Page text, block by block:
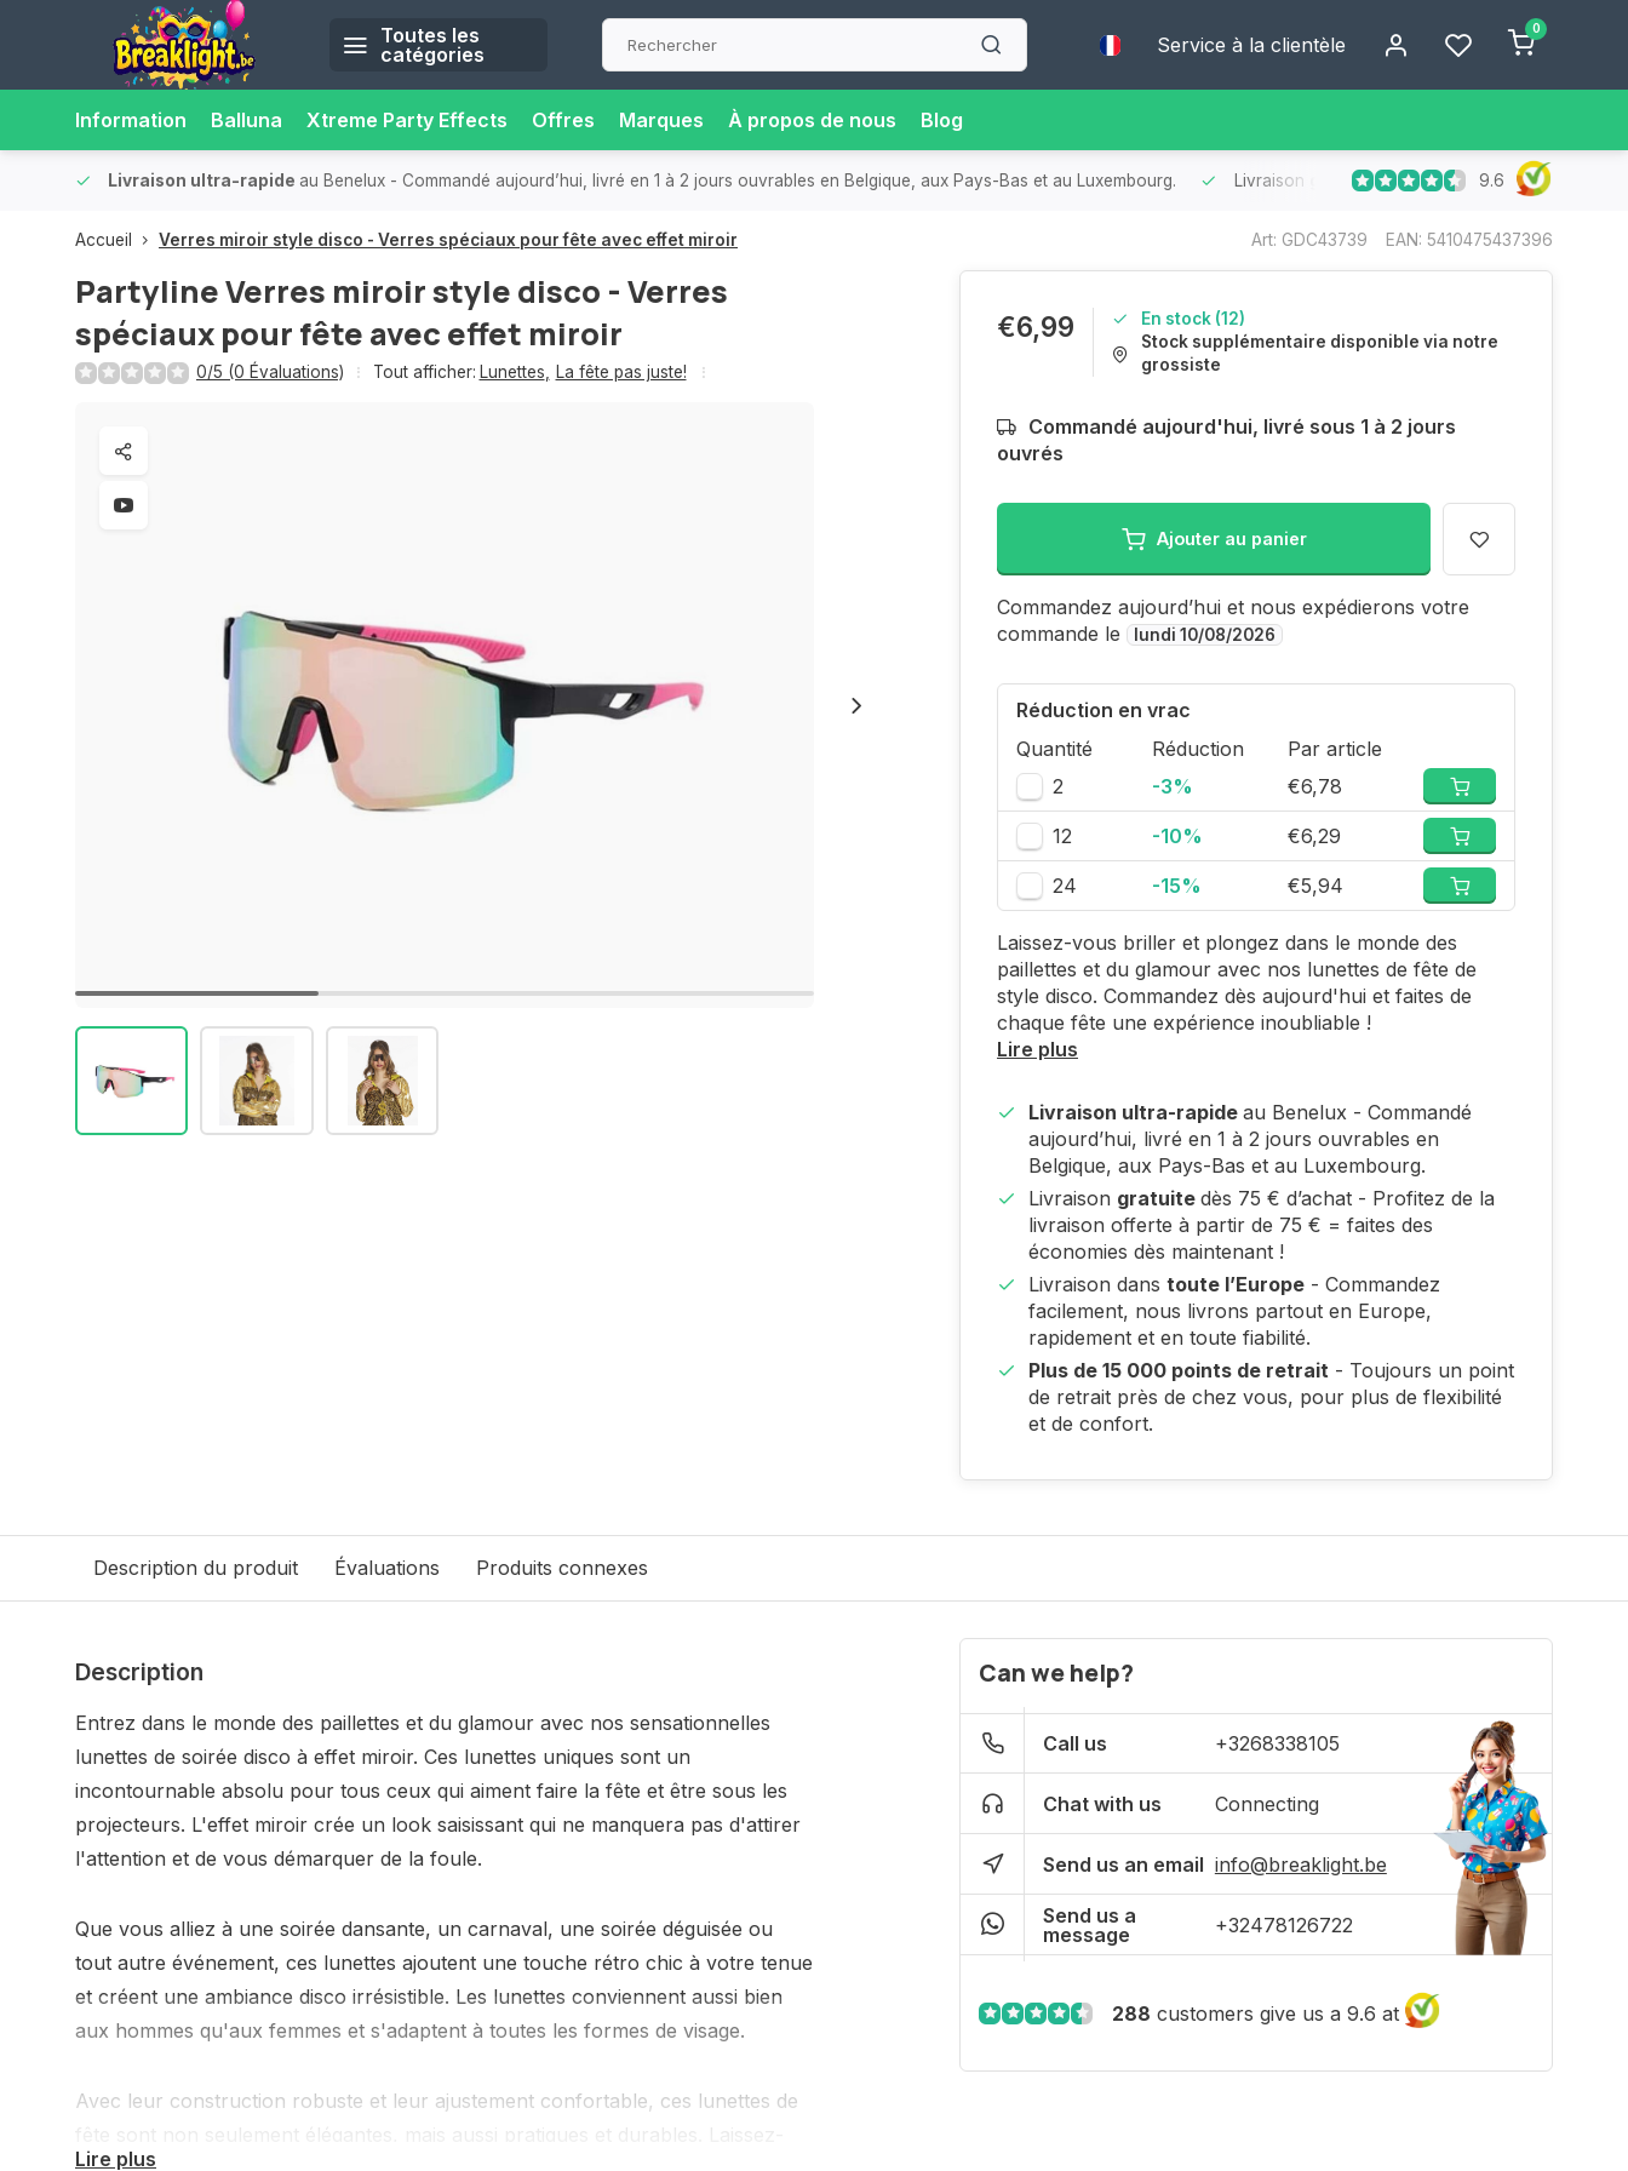
Toutes les
catégories
Service à la clientèle
0
Information Balluna Xtreme Party Effects Offres Marques À propos de nous Blog
Plus de 15 000 points de retrait - Toujours un point de retrait près de chez vous, pour plus de flexibilité et de confort. Livraison ultra-rapideau Benelux- Commandé aujourd’hui, livré
9.6
Accueil Verres miroir style disco - Verres spéciaux pour fête avec effet miroir Art: GDC43739 EAN: 5410475437396
PartylineVerres miroir style disco - Verres
spéciaux pour fête avec effet miroir
0/5 (0 Évaluations) Tout afficher: Lunettes La fête pas juste!
€6,99
En stock (12)
Stock supplémentaire disponible via notre
grossiste
Commandé aujourd'hui, livré sous 1 à 2 jours
ouvrés
Ajouter au panier
Commandez aujourd’hui et nous expédierons votre
commande le
lundi 10/08/2026
Réduction en vrac
Quantité
Réduction
Par article
2
-3% €6,78
12 -10% €6,29
24 -15% €5,94
Laissez-vous briller et plongez dans le monde des
paillettes et du glamour avec nos lunettes de fête de
style disco. Commandez dès aujourd'hui et faites de
chaque fête une expérience inoubliable !
Lire plus
Livraison ultra-rapide au Benelux - Commandé
aujourd’hui, livré en 1 à 2 jours ouvrables en
Belgique, aux Pays-Bas et au Luxembourg.
Livraison gratuite dès 75 € d’achat - Profitez de la
livraison offerte à partir de 75 € = faites des
économies dès maintenant !
Livraison dans toute l’Europe - Commandez
facilement, nous livrons partout en Europe,
rapidement et en toute fiabilité.
Plus de 15 000 points de retrait - Toujours un point
de retrait près de chez vous, pour plus de flexibilité
et de confort.
Description du produit Évaluations Produits connexes
Description
Entrez dans le monde des paillettes et du glamour avec nos sensationnelles
lunettes de soirée disco à effet miroir. Ces lunettes uniques sont un
incontournable absolu pour tous ceux qui aiment faire la fête et être sous les
projecteurs. L'effet miroir crée un look saisissant qui ne manquera pas d'attirer
l'attention et de vous démarquer de la foule.
Que vous alliez à une soirée dansante, un carnaval, une soirée déguisée ou
tout autre événement, ces lunettes ajoutent une touche rétro chic à votre tenue
et créent une ambiance disco irrésistible. Les lunettes conviennent aussi bien
aux hommes qu'aux femmes et s'adaptent à toutes les formes de visage.
Avec leur construction robuste et leur ajustement confortable, ces lunettes de
Lire plus
Can we help?
Call us +3268338105
Chat with us Connecting
Send us an email info@breaklight.be
Send us a
message
+32478126722
288 customers give us a 9.6 at